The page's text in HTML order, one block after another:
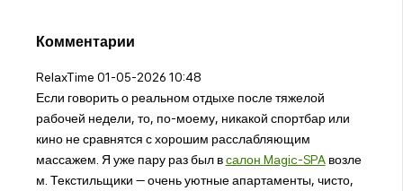
Комментарии
RelaxTime 01-05-2026 10:48
Если говорить о реальном отдыхе после тяжелой
рабочей недели, то, по-моему, никакой спортбар или
кино не сравнятся с хорошим расслабляющим
массажем. Я уже пару раз был всалон Magic-SPAвозле
м. Текстильщики — очень уютные апартаменты, чисто,